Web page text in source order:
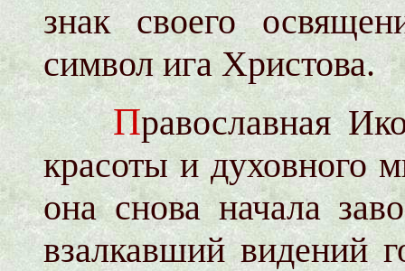
знак своего
символ ига Христова.
Православная
красоты и духовного
она снова начала
взалкавший видений